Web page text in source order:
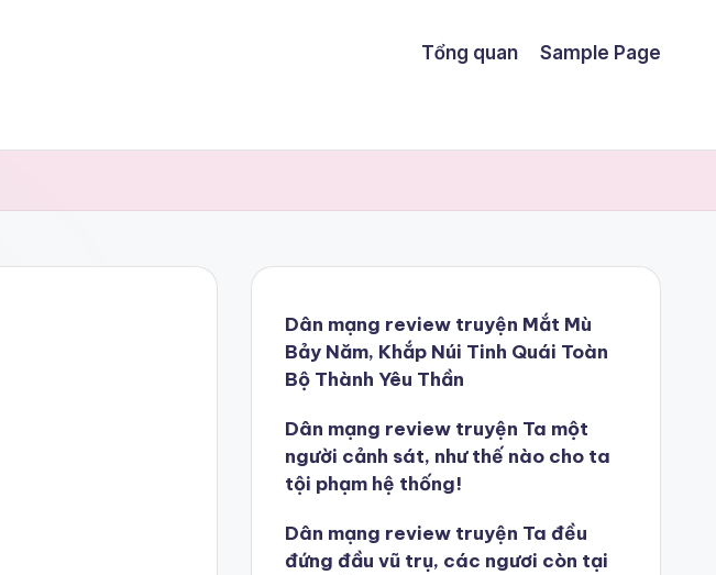
Tổng quan Sample Page
Dân mạng review truyện Mắt Mù
Bảy Năm, Khắp Núi Tinh Quái Toàn
Bộ Thành Yêu Thần
Dân mạng review truyện Ta một
người cảnh sát, như thế nào cho ta
tội phạm hệ thống!
Dân mạng review truyện Ta đều
đứng đầu vũ trụ, các ngươi còn tại